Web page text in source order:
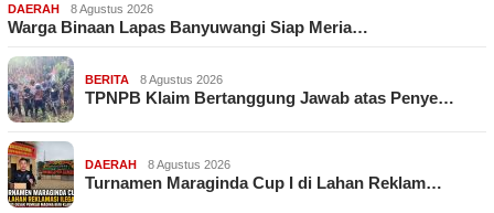
DAERAH 8 Agustus 2026
Warga Binaan Lapas Banyuwangi Siap Meria…
BERITA 8 Agustus 2026
TPNPB Klaim Bertanggung Jawab atas Penye…
DAERAH 8 Agustus 2026
Turnamen Maraginda Cup I di Lahan Reklam…